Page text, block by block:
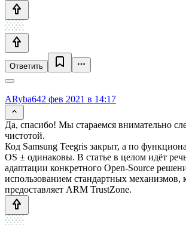
Ответить
ARyba642 фев 2021 в 14:17
Да, спасибо! Мы стараемся внимательно
чистотой.
Код Samsung Teegris закрыт, а по
OS ± одинаковы. В статье в целом идёт
адаптации конкретного Open-Source
использованием стандартных механизмов,
предоставляет ARM TrustZone.